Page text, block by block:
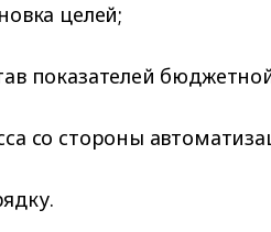
целей;
показателей
со стороны